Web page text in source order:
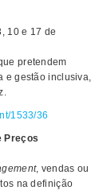
10 e 17 de
pretendem
e gestão inclusiva,
1533/36
Preços
, vendas ou
na definição